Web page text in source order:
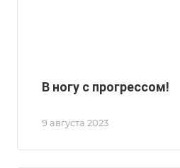
9 августа 2023
В ногу с прогрессом!